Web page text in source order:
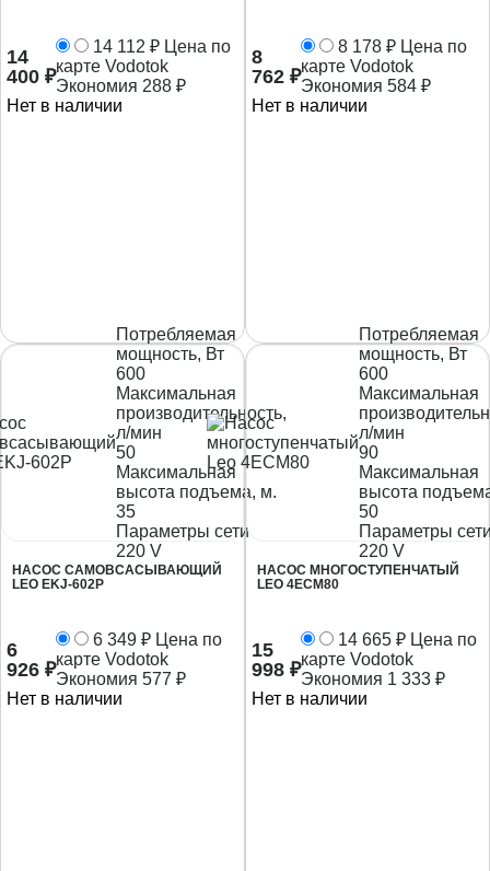
14
400 ₽
14 112 ₽ Цена по
карте Vodotok
Экономия 288 ₽
Нет в наличии
8
762 ₽
8 178 ₽ Цена по
карте Vodotok
Экономия 584 ₽
Нет в наличии
Потребляемая
мощность, Вт
600
Максимальная
производительность,
л/мин
50
Максимальная
высота подъема, м.
35
Параметры сети
220 V
НАСОС САМОВСАСЫВАЮЩИЙ
LEO EKJ-602Р
6
926 ₽
6 349 ₽ Цена по
карте Vodotok
Экономия 577 ₽
Нет в наличии
Потребляемая
мощность, Вт
600
Максимальная
л/мин
90
Максимальная
высота
50
Параметры
220 V
НАСОС МНОГОСТУПЕНЧАТЫЙ
LEO 4ECM80
15
998 ₽
14 665 ₽ Цена по
карте Vodotok
Экономия 1 333 ₽
Нет в наличии